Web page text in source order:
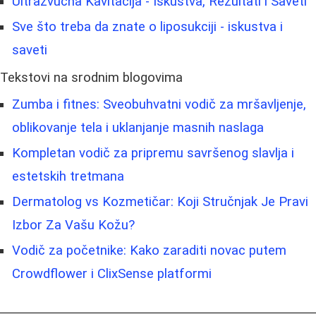
Sve što treba da znate o liposukciji - iskustva i
saveti
Tekstovi na srodnim blogovima
Zumba i fitnes: Sveobuhvatni vodič za mršavljenje,
oblikovanje tela i uklanjanje masnih naslaga
Kompletan vodič za pripremu savršenog slavlja i
estetskih tretmana
Dermatolog vs Kozmetičar: Koji Stručnjak Je Pravi
Izbor Za Vašu Kožu?
Vodič za početnike: Kako zaraditi novac putem
Crowdflower i ClixSense platformi